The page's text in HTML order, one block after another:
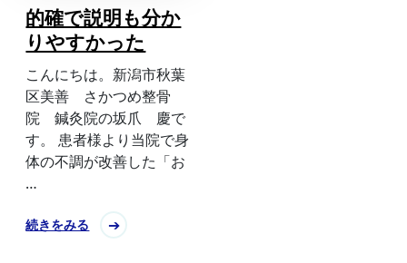
的確で説明も分か
りやすかった
こんにちは。新潟市秋葉
区美善 さかつめ整骨
院 鍼灸院の坂爪 慶で
す。 患者様より当院で身
体の不調が改善した「お
…
続きをみる